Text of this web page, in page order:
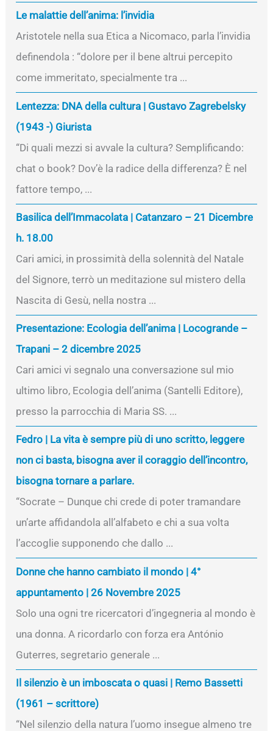
Le malattie dell’anima: l’invidia
Aristotele nella sua Etica a Nicomaco, parla l’invidia
definendola : “dolore per il bene altrui percepito
come immeritato, specialmente tra ...
Lentezza: DNA della cultura | Gustavo Zagrebelsky
(1943 -) Giurista
“Di quali mezzi si avvale la cultura? Semplificando:
chat o book? Dov’è la radice della differenza? È nel
fattore tempo, ...
Basilica dell’Immacolata | Catanzaro – 21 Dicembre
h. 18.00
Cari amici, in prossimità della solennità del Natale
del Signore, terrò un meditazione sul mistero della
Nascita di Gesù, nella nostra ...
Presentazione: Ecologia dell’anima | Locogrande –
Trapani – 2 dicembre 2025
Cari amici vi segnalo una conversazione sul mio
ultimo libro, Ecologia dell’anima (Santelli Editore),
presso la parrocchia di Maria SS. ...
Fedro | La vita è sempre più di uno scritto, leggere
non ci basta, bisogna aver il coraggio dell’incontro,
bisogna tornare a parlare.
“Socrate – Dunque chi crede di poter tramandare
un’arte affidandola all’alfabeto e chi a sua volta
l’accoglie supponendo che dallo ...
Donne che hanno cambiato il mondo | 4°
appuntamento | 26 Novembre 2025
Solo una ogni tre ricercatori d’ingegneria al mondo è
una donna. A ricordarlo con forza era António
Guterres, segretario generale ...
Il silenzio è un imboscata o quasi | Remo Bassetti
(1961 – scrittore)
“Nel silenzio della natura l’uomo insegue almeno tre